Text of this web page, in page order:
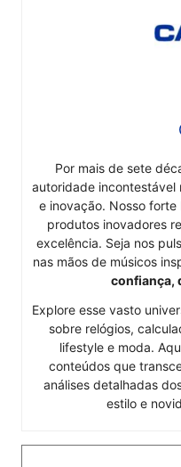
Por mais de sete
autoridade incontestável
e inovação. Nosso
produtos inovadores
excelência. Seja nos
nas mãos de músicos
confiança,
Explore esse vasto
sobre relógios,
lifestyle e moda.
conteúdos que
análises detalhadas
estilo e